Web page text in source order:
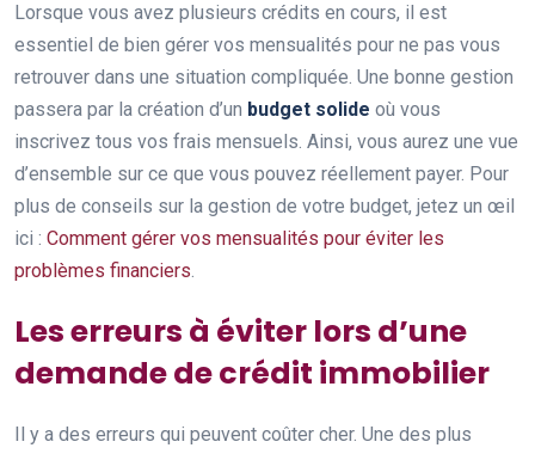
Lorsque vous avez plusieurs crédits en cours, il est
essentiel de bien gérer vos mensualités pour ne pas vous
retrouver dans une situation compliquée. Une bonne gestion
passera par la création d’un budget solide où vous
inscrivez tous vos frais mensuels. Ainsi, vous aurez une vue
d’ensemble sur ce que vous pouvez réellement payer. Pour
plus de conseils sur la gestion de votre budget, jetez un œil
ici : Comment gérer vos mensualités pour éviter les
problèmes financiers.
Les erreurs à éviter lors d’une
demande de crédit immobilier
Il y a des erreurs qui peuvent coûter cher. Une des plus